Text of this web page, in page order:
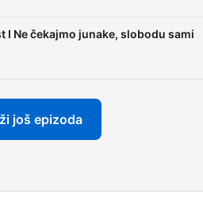
I Ne čekajmo junake, slobodu sami
još epizoda